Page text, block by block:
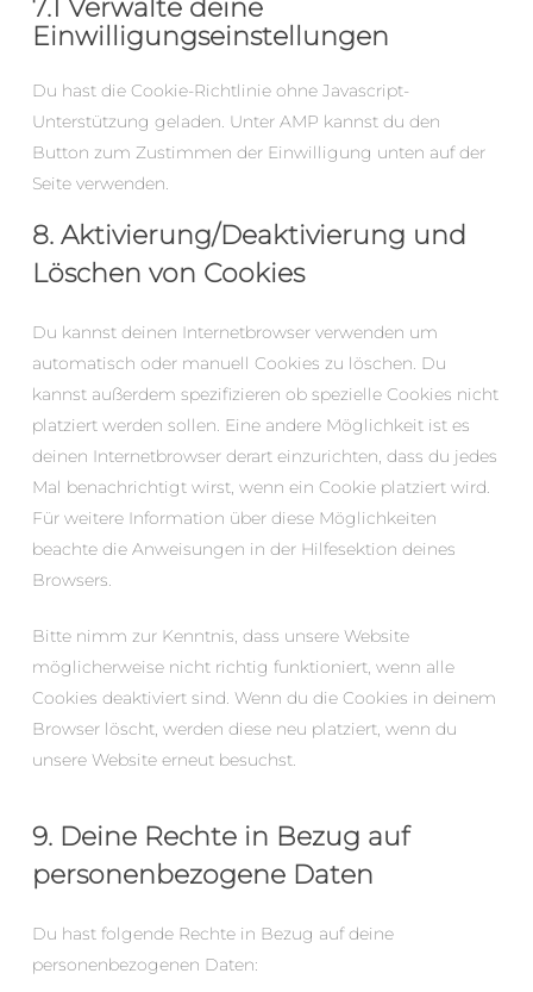
7.1 Verwalte deine
Einwilligungseinstellungen
Du hast die Cookie-Richtlinie ohne Javascript-
Unterstützung geladen. Unter AMP kannst du den
Button zum Zustimmen der Einwilligung unten auf der
Seite verwenden.
8. Aktivierung/Deaktivierung und
Löschen von Cookies
Du kannst deinen Internetbrowser verwenden um
automatisch oder manuell Cookies zu löschen. Du
kannst außerdem spezifizieren ob spezielle Cookies nicht
platziert werden sollen. Eine andere Möglichkeit ist es
deinen Internetbrowser derart einzurichten, dass du jedes
Mal benachrichtigt wirst, wenn ein Cookie platziert wird.
Für weitere Information über diese Möglichkeiten
beachte die Anweisungen in der Hilfesektion deines
Browsers.
Bitte nimm zur Kenntnis, dass unsere Website
möglicherweise nicht richtig funktioniert, wenn alle
Cookies deaktiviert sind. Wenn du die Cookies in deinem
Browser löscht, werden diese neu platziert, wenn du
unsere Website erneut besuchst.
9. Deine Rechte in Bezug auf
personenbezogene Daten
Du hast folgende Rechte in Bezug auf deine
personenbezogenen Daten: